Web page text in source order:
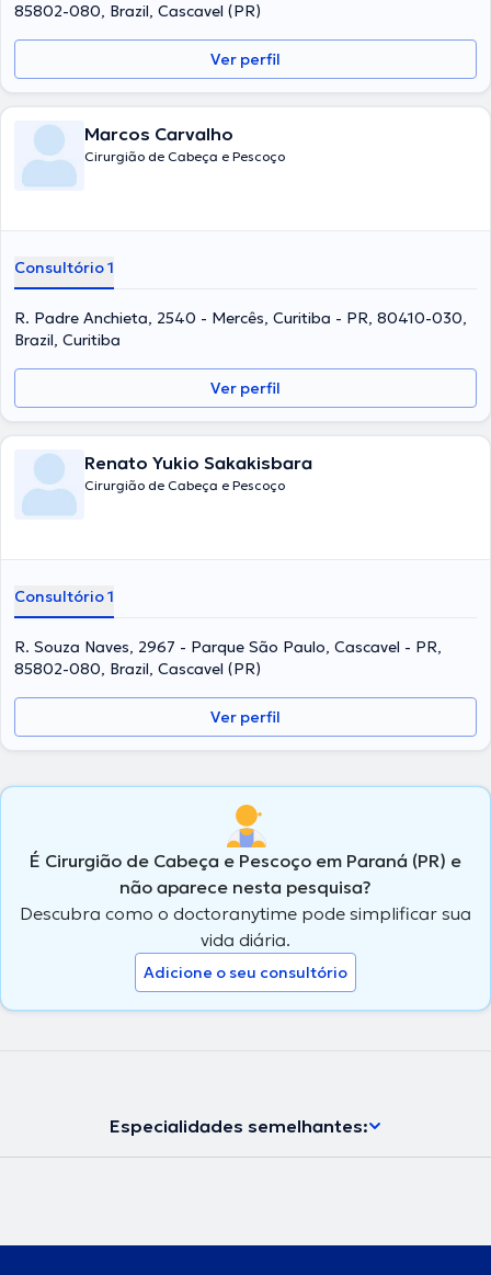
85802-080, Brazil, Cascavel (PR)
Ver perfil
Marcos Carvalho
Cirurgião de Cabeça e Pescoço
Consultório 1
R. Padre Anchieta, 2540 - Mercês, Curitiba - PR, 80410-030,
Brazil, Curitiba
Ver perfil
Renato Yukio Sakakisbara
Cirurgião de Cabeça e Pescoço
Consultório 1
R. Souza Naves, 2967 - Parque São Paulo, Cascavel - PR,
85802-080, Brazil, Cascavel (PR)
Ver perfil
É Cirurgião de Cabeça e Pescoço em Paraná (PR) e
não aparece nesta pesquisa?
Descubra como o doctoranytime pode simplificar sua
vida diária.
Adicione o seu consultório
Especialidades semelhantes: